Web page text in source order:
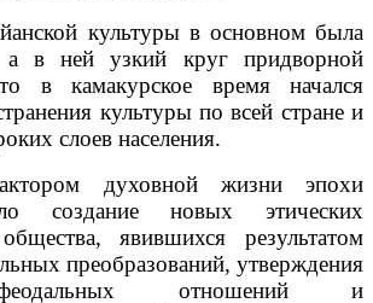
культуры в основном была
а в ней узкий круг придворной
в камакурское время начался
культуры по всей стране и
слоев населения.
духовной жизни эпохи
создание новых этических
явившихся результатом
преобразований, утверждения
отношений и